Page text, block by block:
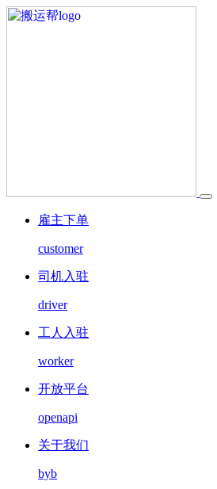
雇主下单
customer
司机入驻
driver
工人入驻
worker
开放平台
openapi
关于我们
byb